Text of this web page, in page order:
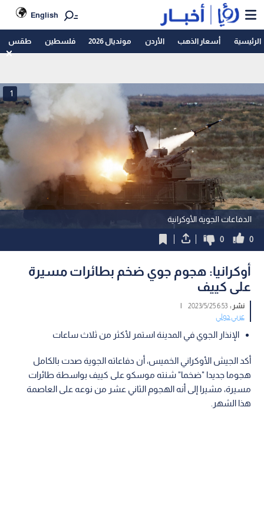
English
الرئيسية أسعار الذهب الأردن مونديال 2026 فلسطين طقس
الدفاعات الجوية الأوكرانية
1
0
0
أوكرانيا: هجوم جوي ضخم بطائرات مسيرة
على كييف
نشر :6:53 2023/5/25
|
عربي دولي
الإنذار الجوي في المدينة استمر لأكثر من ثلاث ساعات
أكد الجيش الأوكراني الخميس، أن دفاعاته الجوية صدت بالكامل
هجوما جديدا "ضخما" شنته موسكو على كييف بواسطة طائرات
مسيرة، مشيرا إلى أنه الهجوم الثاني عشر من نوعه على العاصمة
هذا الشهر.